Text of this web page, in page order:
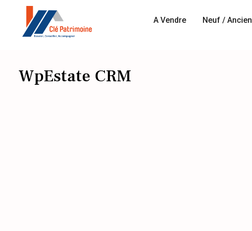
A Vendre Neuf / Ancien
WpEstate CRM